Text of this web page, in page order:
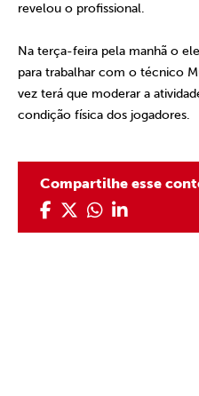
revelou o profissional.
Na terça-feira pela manhã o
para trabalhar com o técnico
vez terá que moderar a
condição física dos jogadores.
Compartilhe esse